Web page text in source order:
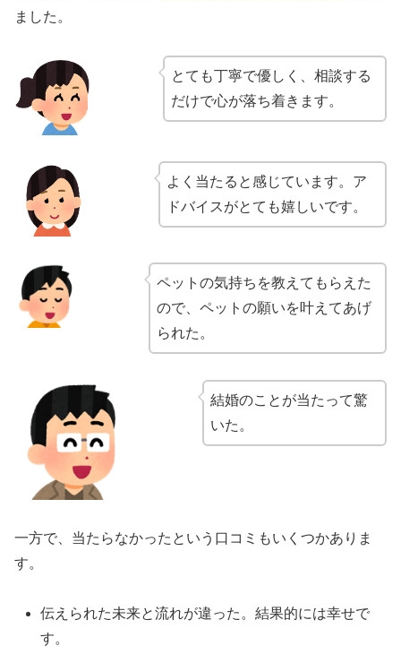
ました。
とても丁寧で優しく、相談する
だけで心が落ち着きます。
よく当たると感じています。ア
ドバイスがとても嬉しいです。
ペットの気持ちを教えてもらえた
ので、ペットの願いを叶えてあげ
られた。
結婚のことが当たって驚
いた。
一方で、当たらなかったという口コミもいくつかありま
す。
伝えられた未来と流れが違った。結果的には幸せで
す。